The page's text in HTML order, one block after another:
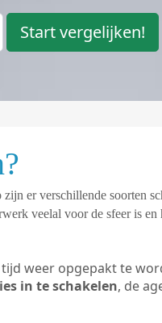
Start vergelijken!
er verschillende soorten
veelal voor de sfeer is
weer opgepakt te
in te schakelen, de